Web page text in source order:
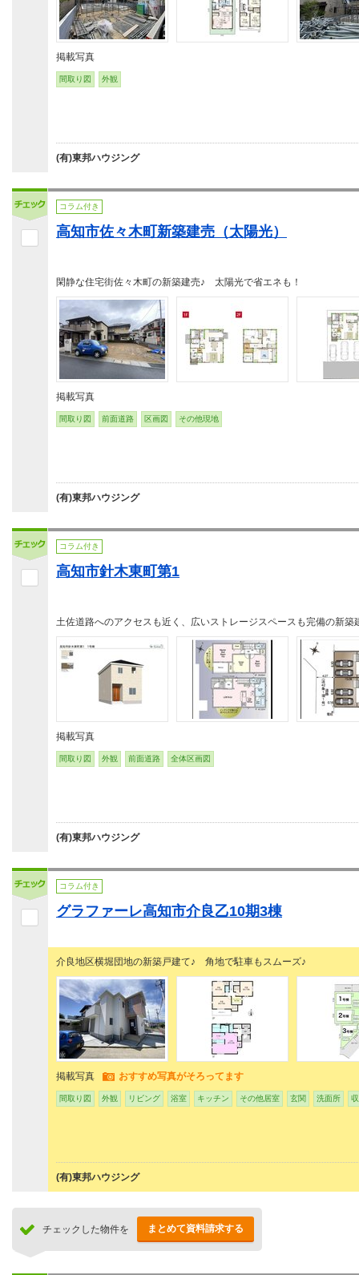
掲載写真
間取り図 外観
(有)東邦ハウジング
コラム付き
高知市佐々木町新築建売（太陽光）
閑静な住宅街佐々木町の新築建売♪ 太陽光で省エネも！
掲載写真
間取り図 前面道路 区画図 その他現地
(有)東邦ハウジング
コラム付き
高知市針木東町第1
土佐道路へのアクセスも近く、広いストレージスペースも完備の新築
掲載写真
間取り図 外観 前面道路 全体区画図
(有)東邦ハウジング
コラム付き
グラファーレ高知市介良乙10期3棟
介良地区横堀団地の新築戸建て♪ 角地で駐車もスムーズ♪
掲載写真 おすすめ写真がそろってます
間取り図 外観 リビング 浴室 キッチン その他居室 玄関 洗面所
(有)東邦ハウジング
チェックした物件を まとめて資料請求する